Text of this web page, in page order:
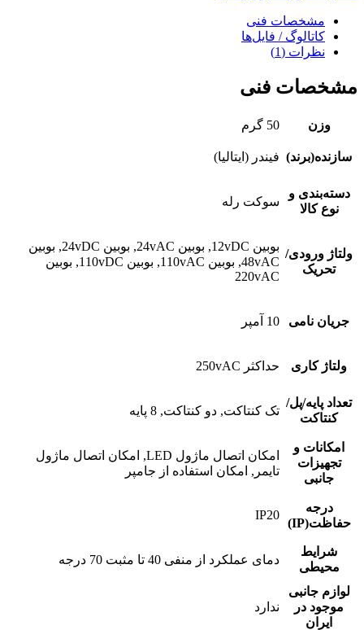
مشخصات فنی
کاتالوگ / فایل‌ها
نظرات (1)
مشخصات فنی
وزن 50 گرم
سازنده(برند) فیندر (ایتالیا)
دسته‌بندی و
نوع کالا
سوکت رله
ولتاژ ورودی/
تحریک
بوبین 12vDC, بوبین 24vAC, بوبین 24vDC, بوبین
48vAC, بوبین 110vAC, بوبین 110vDC, بوبین
220vAC
جریان نامی 10 آمپر
ولتاژ کاری حداکثر 250vAC
تعداد پایه/پل/
کنتاکت
تک کنتاکت, دو کنتاکت, 8 پایه
امکانات و
تجهیزات
جانبی
امکان اتصال ماژول LED, امکان اتصال ماژول
تایمر, امکان استفاده از جامپر
درجه
حفاظت(IP)
IP20
شرایط
محیطی
دمای عملکرد از منفی 40 تا مثبت 70 درجه
لوازم جانبی
موجود در
ایران
ندارد